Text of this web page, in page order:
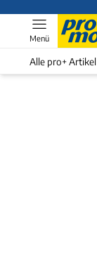
Menü
Alle pro+ Artikel